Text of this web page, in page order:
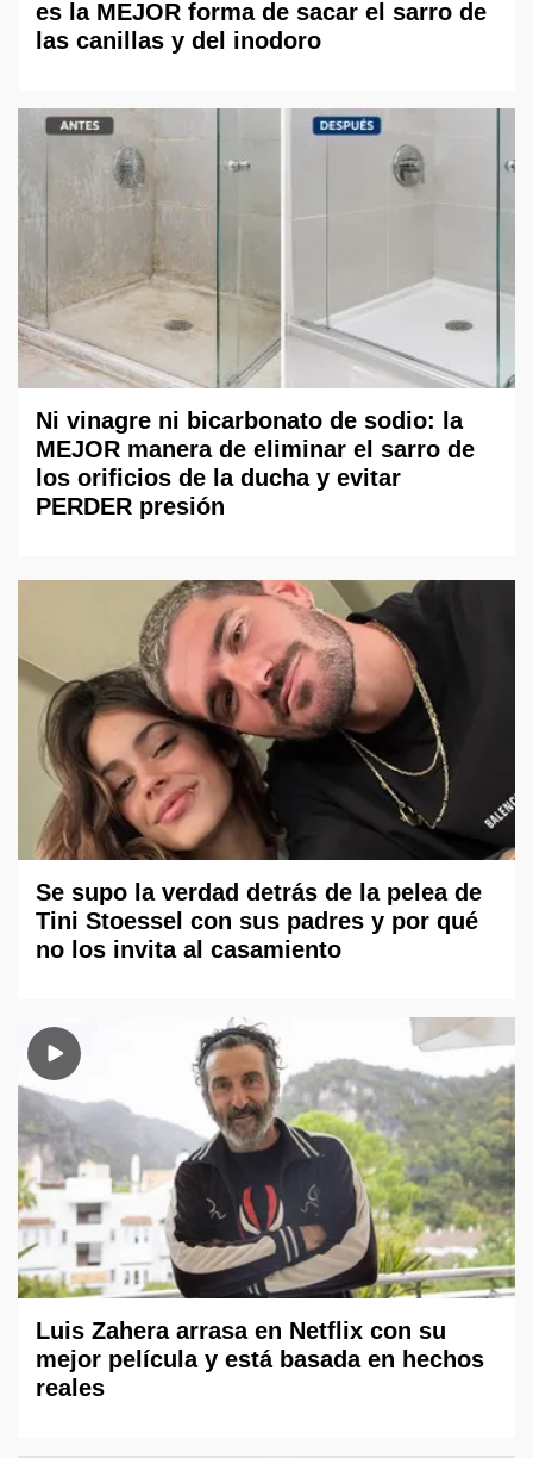
es la MEJOR forma de sacar el sarro de
las canillas y del inodoro
Ni vinagre ni bicarbonato de sodio: la
MEJOR manera de eliminar el sarro de
los orificios de la ducha y evitar
PERDER presión
Se supo la verdad detrás de la pelea de
Tini Stoessel con sus padres y por qué
no los invita al casamiento
Luis Zahera arrasa en Netflix con su
mejor película y está basada en hechos
reales